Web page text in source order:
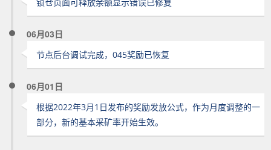
锁仓页面可释放余额显示错误已修复
06月03日
节点后台调试完成，045奖励已恢复
06月01日
根据2022年3月1日发布的奖励发放公式，作为月度调整的一
部分，新的基本采矿率开始生效。